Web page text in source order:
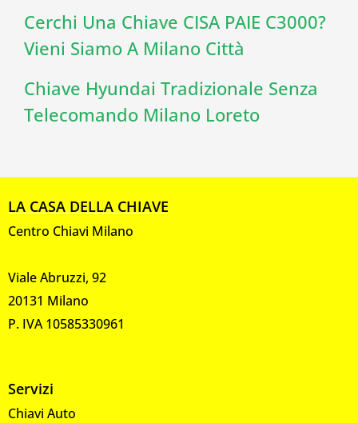
Cerchi Una Chiave CISA PAIE C3000?
Vieni Siamo A Milano Città
Chiave Hyundai Tradizionale Senza
Telecomando Milano Loreto
LA CASA DELLA CHIAVE
Centro Chiavi Milano
Viale Abruzzi, 92
20131 Milano
P. IVA 10585330961
Servizi
Chiavi Auto